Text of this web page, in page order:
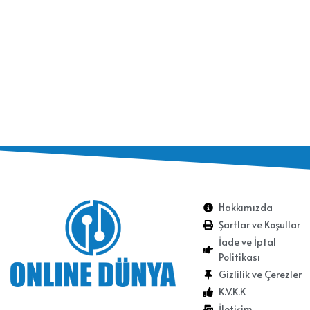
Hakkımızda
Şartlar ve Koşullar
İade ve İptal
Politikası
Gizlilik ve Çerezler
K.V.K.K